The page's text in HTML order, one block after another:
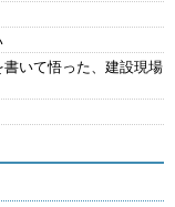
書いて悟った、建設現場